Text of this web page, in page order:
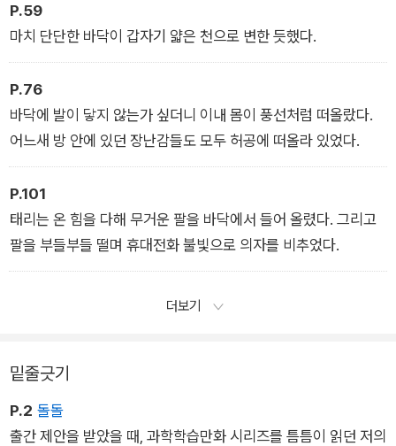
P.59
마치 단단한 바닥이 갑자기 얇은 천으로 변한 듯했다.
P.76
바닥에 발이 닿지 않는가 싶더니 이내 몸이 풍선처럼 떠올랐다.
어느새 방 안에 있던 장난감들도 모두 허공에 떠올라 있었다.
P.101
태리는 온 힘을 다해 무거운 팔을 바닥에서 들어 올렸다. 그리고
팔을 부들부들 떨며 휴대전화 불빛으로 의자를 비추었다.
더보기
밑줄긋기
P.2 돌돌
출간 제안을 받았을 때, 과학학습만화 시리즈를 틈틈이 읽던 저의